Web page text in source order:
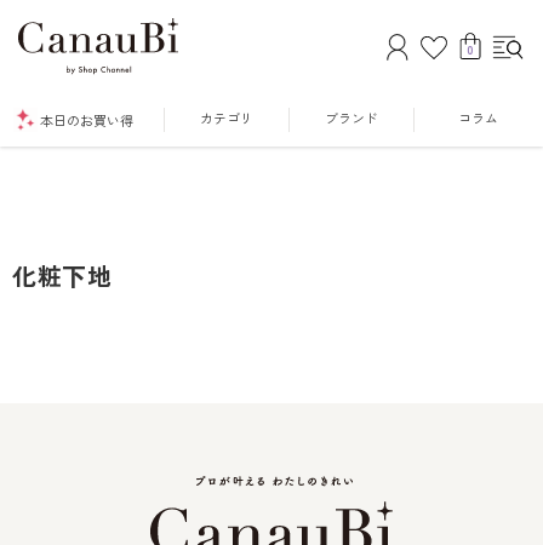
0
本日のお買い得 カテゴリ ブランド コラム
化粧下地